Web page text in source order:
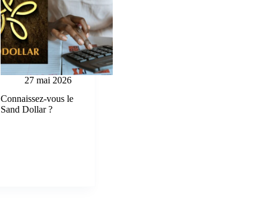
27 mai 2026
Connaissez-vous le
Sand Dollar ?